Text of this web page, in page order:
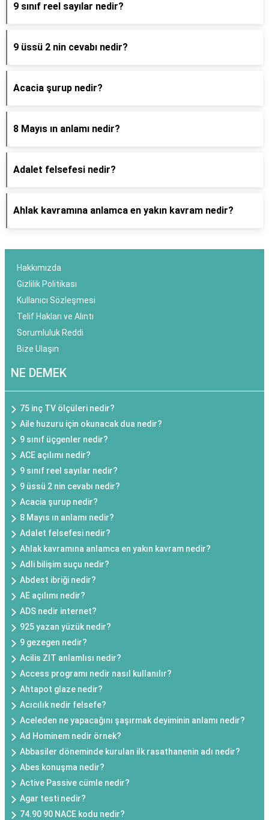
9 sınıf reel sayılar nedir?
9 üssü 2 nin cevabı nedir?
Acacia şurup nedir?
8 Mayıs ın anlamı nedir?
Adalet felsefesi nedir?
Ahlak kavramına anlamca en yakın kavram nedir?
Hakkımızda
Gizlilik Politikası
Kullanıcı Sözleşmesi
Telif Hakları ve Alıntı
Sorumluluk Reddi
Bize Ulaşın
NE DEMEK
75 inç TV ölçüleri nedir?
Aile huzuru için okunacak dua nedir?
9 sınıf üçgenler nedir?
ACE açılımı nedir?
9 sınıf reel sayılar nedir?
9 üssü 2 nin cevabı nedir?
Acacia şurup nedir?
8 Mayıs ın anlamı nedir?
Adalet felsefesi nedir?
Ahlak kavramına anlamca en yakın kavram nedir?
Adli bilişim suçu nedir?
Abdest ibriği nedir?
AE açılımı nedir?
ADS nedir internet?
925 yazan yüzük nedir?
9 gezegen nedir?
Acilis ZIT anlamlısı nedir?
Access programı nedir nasıl kullanılır?
Ahtapot glaze nedir?
Acıcılık nedir felsefe?
Aceleden ne yapacağını şaşırmak deyiminin anlamı nedir?
Ad Hominem nedir örnek?
Abbasiler döneminde kurulan ilk rasathanenin adı nedir?
Abes konuşma nedir?
Active Passive cümle nedir?
Agar testi nedir?
74.90 90 NACE kodu nedir?